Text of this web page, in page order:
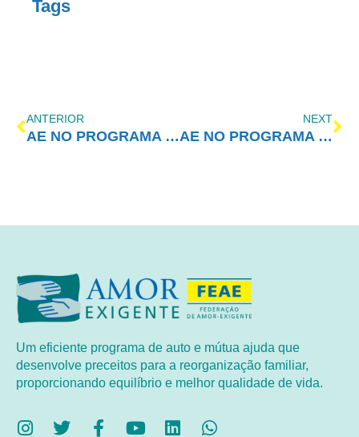
Tags
ANTERIOR
AE NO PROGRAMA VIDA MELHOR – REDEVIDA – 10/06/2024
NEXT
AE NO PROGRAMA VIDA MELHOR – REDEVIDA – 17/06/2024
Um eficiente programa de auto e mútua ajuda que
desenvolve preceitos para a reorganização familiar,
proporcionando equilíbrio e melhor qualidade de vida.